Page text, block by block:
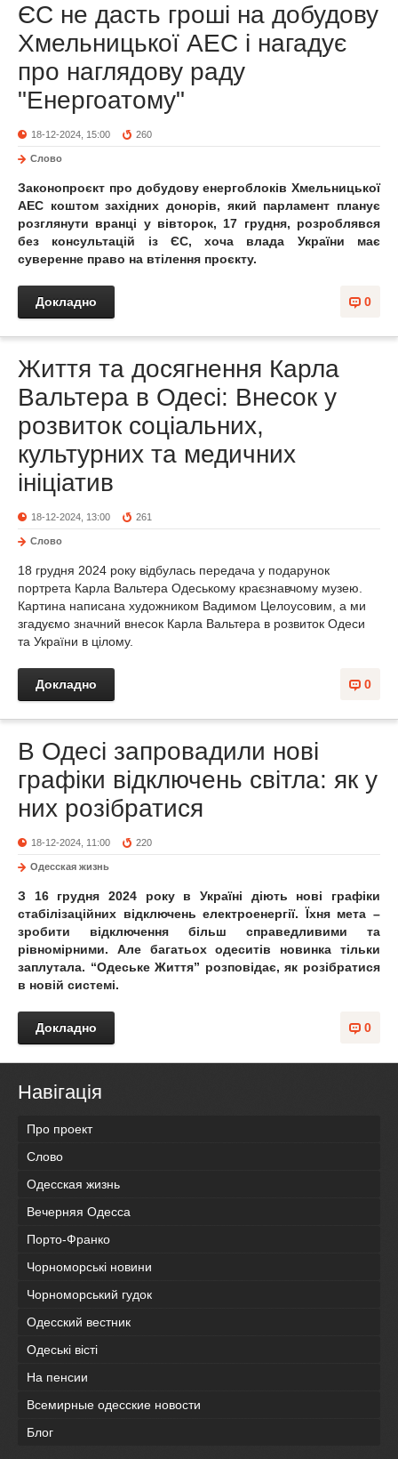
ЄС не дасть гроші на добудову
Хмельницької АЕС і нагадує
про наглядову раду
"Енергоатому"
18-12-2024, 15:00 260
Слово
Законопроєкт про добудову енергоблоків Хмельницької
АЕС коштом західних донорів, який парламент планує
розглянути вранці у вівторок, 17 грудня, розроблявся
без консультацій із ЄС, хоча влада України має
суверенне право на втілення проєкту.
0
Докладно
Життя та досягнення Карла
Вальтера в Одесі: Внесок у
розвиток соціальних,
культурних та медичних
ініціатив
18-12-2024, 13:00 261
Слово
18 грудня 2024 року відбулась передача у подарунок
портрета Карла Вальтера Одеському краєзнавчому музею.
Картина написана художником Вадимом Целоусовим, а ми
згадуємо значний внесок Карла Вальтера в розвиток Одеси
та України в цілому.
0
Докладно
В Одесі запровадили нові
графіки відключень світла: як у
них розібратися
18-12-2024, 11:00 220
Одесская жизнь
З 16 грудня 2024 року в Україні діють нові графіки
стабілізаційних відключень електроенергії. Їхня мета –
зробити відключення більш справедливими та
рівномірними. Але багатьох одеситів новинка тільки
заплутала. “Одеське Життя” розповідає, як розібратися
в новій системі.
0
Докладно
Навігація
Про проект
Слово
Одесская жизнь
Вечерняя Одесса
Порто-Франко
Чорноморські новини
Чорноморський гудок
Одесский вестник
Одеськi вiстi
На пенсии
Всемирные одесские новости
Блог